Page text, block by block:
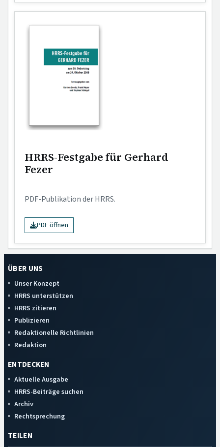
HRRS-Festgabe für Gerhard
Fezer
PDF-Publikation der HRRS.
PDF öffnen
ÜBER UNS
Unser Konzept
HRRS unterstützen
HRRS zitieren
Publizieren
Redaktionelle Richtlinien
Redaktion
ENTDECKEN
Aktuelle Ausgabe
HRRS-Beiträge suchen
Archiv
Rechtsprechung
TEILEN